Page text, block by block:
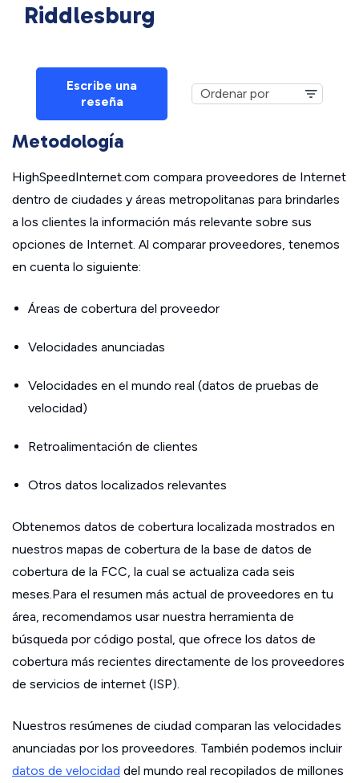
Riddlesburg
Escribe una
reseña
Metodología
HighSpeedInternet.com compara proveedores de Internet
dentro de ciudades y áreas metropolitanas para brindarles
a los clientes la información más relevante sobre sus
opciones de Internet. Al comparar proveedores, tenemos
en cuenta lo siguiente:
Áreas de cobertura del proveedor
Velocidades anunciadas
Velocidades en el mundo real (datos de pruebas de
velocidad)
Retroalimentación de clientes
Otros datos localizados relevantes
Obtenemos datos de cobertura localizada mostrados en
nuestros mapas de cobertura de la base de datos de
cobertura de la FCC, la cual se actualiza cada seis
meses.Para el resumen más actual de proveedores en tu
área, recomendamos usar nuestra herramienta de
búsqueda por código postal, que ofrece los datos de
cobertura más recientes directamente de los proveedores
de servicios de internet (ISP).
Nuestros resúmenes de ciudad comparan las velocidades
anunciadas por los proveedores. También podemos incluir
datos de velocidad del mundo real recopilados de millones